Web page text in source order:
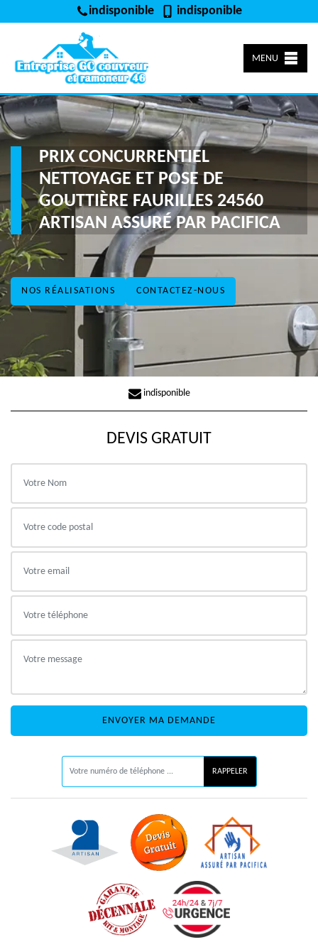
indisponible indisponible
MENU
NOS RÉALISATIONS CONTACTEZ-NOUS
PRIX CONCURRENTIEL
NETTOYAGE ET POSE DE
GOUTTIÈRE FAURILLES 24560
ARTISAN ASSURÉ PAR PACIFICA
indisponible
DEVIS GRATUIT